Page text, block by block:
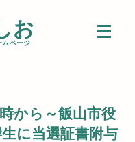
お
ムページ
から～飯山市役
に当選証書附与